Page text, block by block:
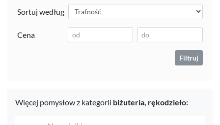
Sortuj według
Cena
Filtruj
Więcej pomysłow z kategorii biżuteria, rękodzieło: